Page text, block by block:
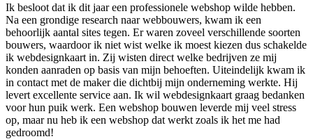
Ik besloot dat ik dit jaar een professionele webshop wilde hebben.
Na een grondige research naar webbouwers, kwam ik een
behoorlijk aantal sites tegen. Er waren zoveel verschillende soorten
bouwers, waardoor ik niet wist welke ik moest kiezen dus schakelde
ik webdesignkaart in. Zij wisten direct welke bedrijven ze mij
konden aanraden op basis van mijn behoeften. Uiteindelijk kwam ik
in contact met de maker die dichtbij mijn onderneming werkte. Hij
levert excellente service aan. Ik wil webdesignkaart graag bedanken
voor hun puik werk. Een webshop bouwen leverde mij veel stress
op, maar nu heb ik een webshop dat werkt zoals ik het me had
gedroomd!